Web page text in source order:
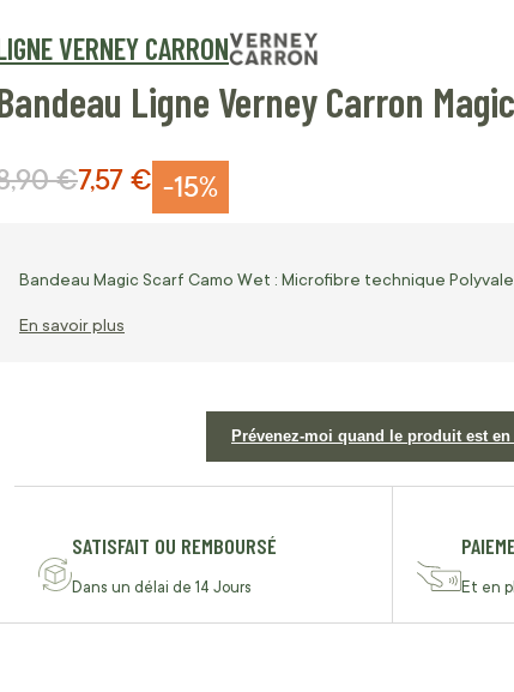
VERNEY CARRON
Ligne Verney Carron
-15%
Prix Spécial
7,57 €
normal
€
Bandeau Magic Scarf Camo Wet : Microfibre technique
En savoir plus
Prévenez-moi quand le produit est
SATISFAIT OU REMBOURSÉ
Dans un délai de 14 Jours Et en